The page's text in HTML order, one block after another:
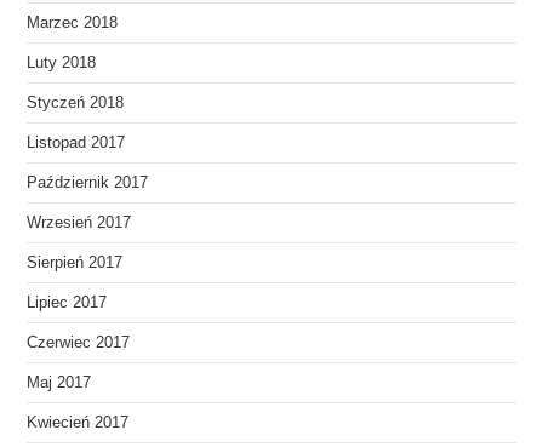
Marzec 2018
Luty 2018
Styczeń 2018
Listopad 2017
Październik 2017
Wrzesień 2017
Sierpień 2017
Lipiec 2017
Czerwiec 2017
Maj 2017
Kwiecień 2017